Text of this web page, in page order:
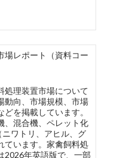
場レポート（資料コー
処理装置市場について
動向、市場規模、市場
を掲載しています。
、混合機、ペレット化
ワトリ、アヒル、グ
ています。家禽飼料処
2026年英語版で、一部